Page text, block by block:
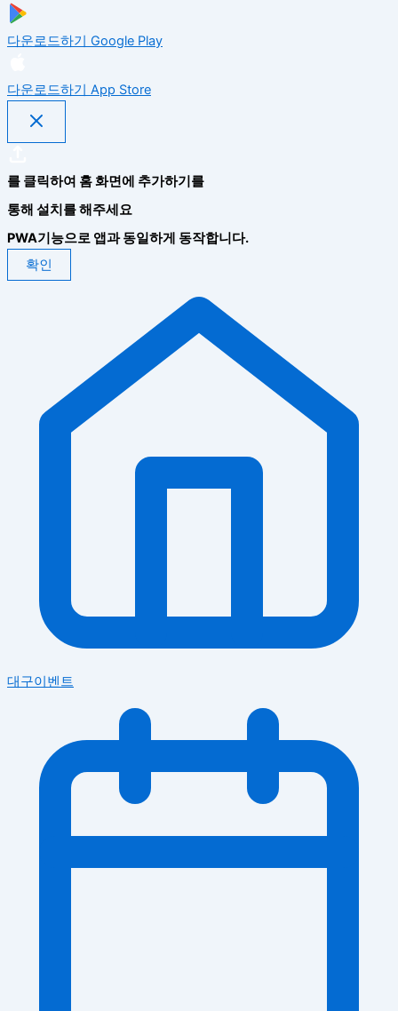
다운로드하기 Google Play
다운로드하기 App Store
를 클릭하여 홈 화면에 추가하기를
통해 설치를 해주세요
PWA기능으로 앱과 동일하게 동작합니다.
확인
대구이벤트